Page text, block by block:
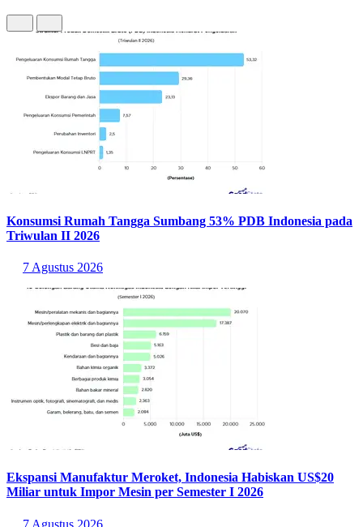
dipantau dan pasokan BBM di dalam negeri mencukupi kebutuhan
nasional, terdapat cadangan pasokan selama 23 hari.
Aspek yang dirasa sangat berdampak berikutnya adalah stabilitas
ekonomi dengan 26,06% dan harga kebutuhan pokok dengan
15,59%.
Aspek yang juga tak kalah penting, yakni keamanan nasional dirasa
juga akan berdampak dengan capaian 8,55%. Selanjutnya, sebanyak
politik dan 7,14% lainnya memilih hubungan diplomatik Indonesia.
Sisanya sebanyak 0,6% responden memilih aspek lainnya yang
mereka anggap akan sangat terasa dampaknya.
Baca Juga:Survei GoodStats: Eskalasi Konflik Iran Vs AS-Israel
dari Kacamata Publik Indonesia
https://goodstats.id/publication/survei-persepsi-publik-indonesia-
terhadap-perang-amerika-israel-dan-iran-VxdUU
Statistik Terbaru